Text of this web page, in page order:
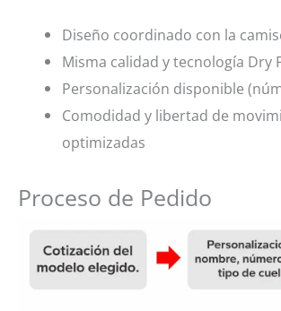
Diseño coordinado con la
Misma calidad y tecnología Dry
Personalización disponible
Comodidad y libertad de
optimizadas
Proceso de Pedido